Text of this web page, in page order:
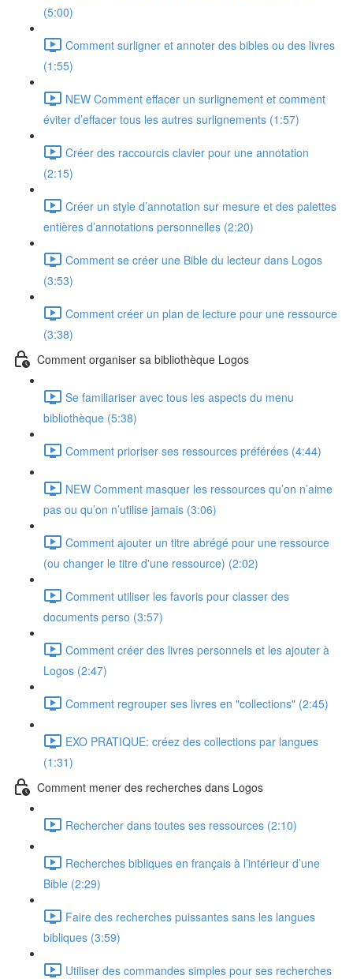
(5:00)
Comment surligner et annoter des bibles ou des livres
(1:55)
NEW Comment effacer un surlignement et comment
éviter d’effacer tous les autres surlignements (1:57)
Créer des raccourcis clavier pour une annotation
(2:15)
Créer un style d’annotation sur mesure et des palettes
entières d’annotations personnelles (2:20)
Comment se créer une Bible du lecteur dans Logos
(3:53)
Comment créer un plan de lecture pour une ressource
(3:38)
Comment organiser sa bibliothèque Logos
Se familiariser avec tous les aspects du menu
bibliothèque (5:38)
Comment prioriser ses ressources préférées (4:44)
NEW Comment masquer les ressources qu’on n’aime
pas ou qu’on n’utilise jamais (3:06)
Comment ajouter un titre abrégé pour une ressource
(ou changer le titre d'une ressource) (2:02)
Comment utiliser les favoris pour classer des
documents perso (3:57)
Comment créer des livres personnels et les ajouter à
Logos (2:47)
Comment regrouper ses livres en "collections" (2:45)
EXO PRATIQUE: créez des collections par langues
(1:31)
Comment mener des recherches dans Logos
Rechercher dans toutes ses ressources (2:10)
Recherches bibliques en français à l’intérieur d’une
Bible (2:29)
Faire des recherches puissantes sans les langues
bibliques (3:59)
Utiliser des commandes simples pour ses recherches